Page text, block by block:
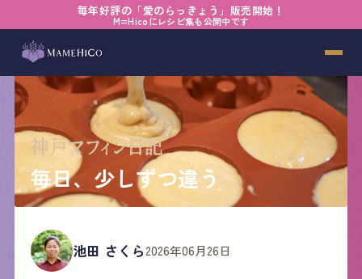
毎年好評の「愛のらっきょう」販売開始！
M=Hicoにレシピ集も公開中です
毎日、少しずつ違う
池田 さくら2026年06月26日